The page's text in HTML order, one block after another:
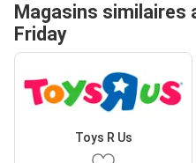
Magasins similaires
Friday
Toys R Us